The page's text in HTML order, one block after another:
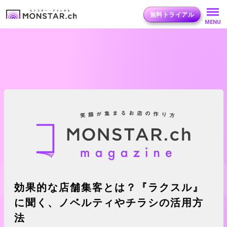
無料トライアル
MENU
効果的な店舗集客とは？『ラクスル』
に聞く、ノベルティやチラシの活用方
法